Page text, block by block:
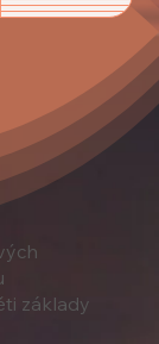
základy